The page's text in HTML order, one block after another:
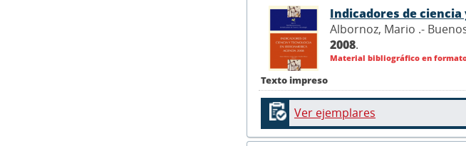
Texto impreso
Indicadores de
Albornoz, Mario .-
2008.
Material bibliográfico en
Ver ejemplares